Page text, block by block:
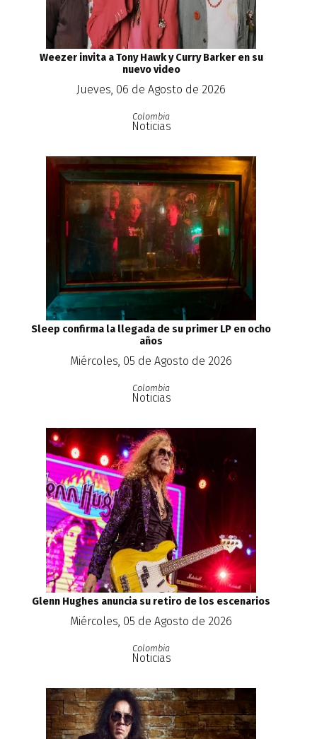
Weezer invita a Tony Hawk y Curry Barker en su
nuevo video
Jueves, 06 de Agosto de 2026
Colombia
Noticias
Sleep confirma la llegada de su primer LP en ocho
años
Miércoles, 05 de Agosto de 2026
Colombia
Noticias
Glenn Hughes anuncia su retiro de los escenarios
Miércoles, 05 de Agosto de 2026
Colombia
Noticias